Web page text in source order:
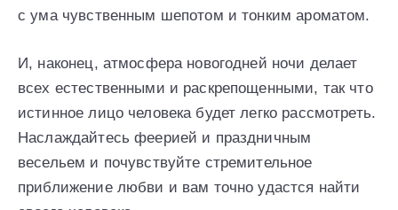
с ума чувственным шепотом и тонким ароматом.
И, наконец, атмосфера новогодней ночи делает
всех естественными и раскрепощенными, так что
истинное лицо человека будет легко рассмотреть.
Наслаждайтесь феерией и праздничным
весельем и почувствуйте стремительное
приближение любви и вам точно удастся найти